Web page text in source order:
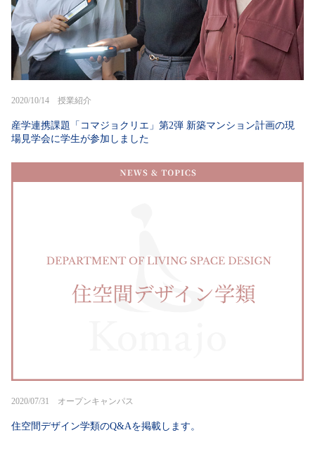
2020/10/14 授業紹介
産学連携課題「コマジョクリエ」第2弾 新築マンション計画の現
場見学会に学生が参加しました
2020/07/31 オープンキャンパス
住空間デザイン学類のQ&Aを掲載します。